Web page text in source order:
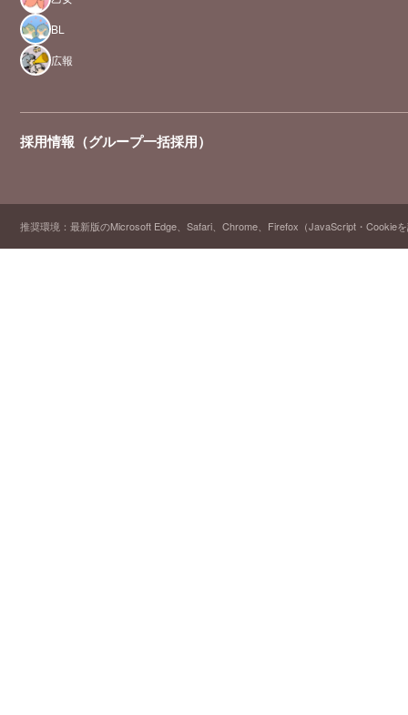
BL
広報
採用情報（グループ一括採用）
推奨環境：最新版のMicrosoft Edge、Safari、Chrome、Firefox（JavaScript・Cookie